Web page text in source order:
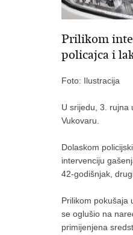
Prilikom
policajca i
Foto: Ilustracija
U srijedu, 3. rujna
Vukovaru.
Dolaskom
intervenciju
42-godišnjak,
Prilikom pokušaja
se oglušio na
primijenjena